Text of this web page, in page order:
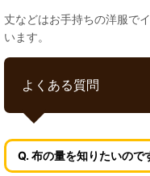
丈などはお手持ちの洋服で
います。
よくある質問
Q. 布の量を知りたいので